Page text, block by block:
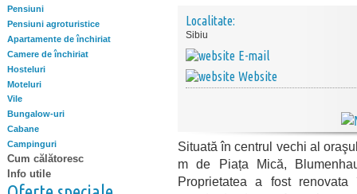
Pensiuni
Pensiuni agroturistice
Apartamente de închiriat
Camere de închiriat
Hosteluri
Moteluri
Vile
Bungalow-uri
Cabane
Campinguri
Cum călătoresc
Info utile
Localitate:
Sibiu
E-mail
Website
Situată în centrul vechi al
m de Piața Mică,
Proprietatea a fost